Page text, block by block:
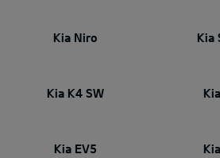
Kia Niro Kia
Kia K4 SW
Kia EV5